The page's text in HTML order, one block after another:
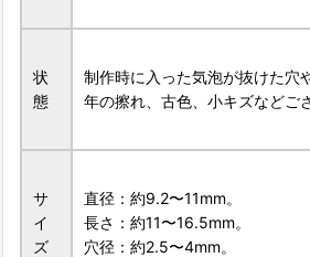
状
態
制作時に入った気泡が抜けた穴
年の擦れ、古色、小キズなどご
サ
イ
ズ
直径：約9.2〜11mm。
長さ：約11〜16.5mm。
穴径：約2.5〜4mm。